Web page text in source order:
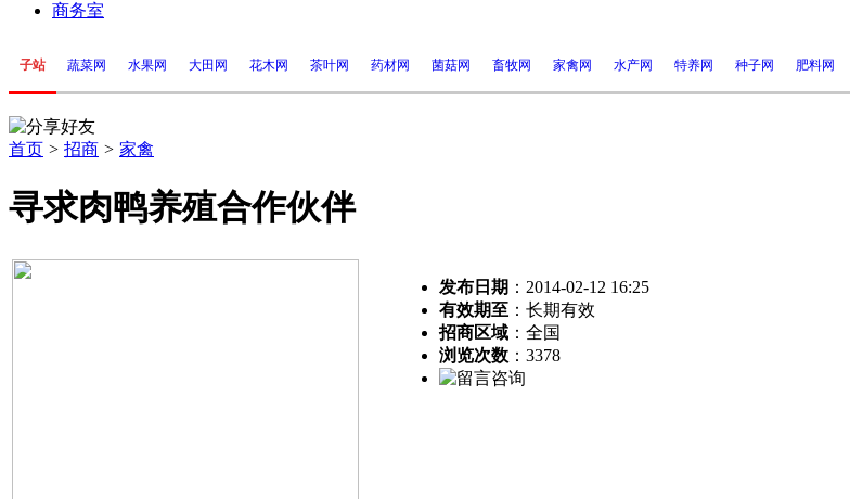
商务室
子站 蔬菜网 水果网 大田网 花木网 茶叶网 药材网 菌菇网 畜牧网 家禽网 水产网 特养网 种子网 肥料网
首页 > 招商 > 家禽
寻求肉鸭养殖合作伙伴
发布日期 ：2014-02-12 16:25
有效期至 ：长期有效
招商区域 ：全国
浏览次数 ： 3378